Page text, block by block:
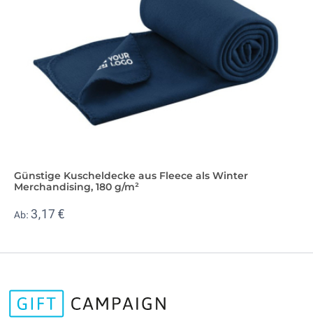
Günstige Kuscheldecke aus Fleece als Winter
Merchandising, 180 g/m²
Ab: 3,17 €